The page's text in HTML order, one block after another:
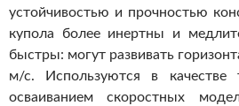
устойчивостью и прочностью
купола более инертны и
быстры: могут развивать
м/с. Используются в качестве
осваиванием скоростных